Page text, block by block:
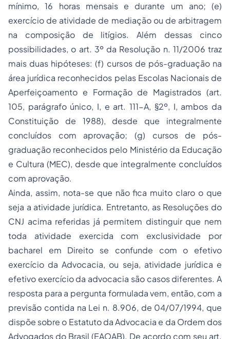
mínimo, 16 horas mensais e durante um ano; (e)
exercício de atividade de mediaçãoou de arbitragem
na composição de litígios. Além dessas cinco
possibilidades, o art. 3º da Resolução n. 11/2006 traz
mais duas hipóteses: (f) cursos de pós-graduação na
área jurídica reconhecidos pelas Escolas Nacionais de
Aperfeiçoamento e Formação de Magistrados (art.
105, parágrafo único, I, e art. 111-A, §2º, I, ambos da
Constituição de 1988), desde que integralmente
concluídos com aprovação; (g) cursos de pós-
graduação reconhecidos pelo Ministério da Educação
e Cultura (MEC), desde que integralmente concluídos
com aprovação.
Ainda, assim, nota-se que não fica muito claro o que
seja a atividade jurídica. Entretanto, as Resoluções do
CNJ acima referidas já permitem distinguir que nem
toda atividade exercida com exclusividade por
bacharel em Direito se confunde com o efetivo
exercício daAdvocacia, ou seja, atividade jurídica e
efetivo exercício da advocacia são casos diferentes. A
resposta para a pergunta formulada vem, então, com a
previsão contida na Lei n. 8.906, de 04/07/1994, que
dispõe sobre o Estatuto da Advocacia e da Ordem dos
Advogados do Brasil (EAOAB). De acordo com seu art.